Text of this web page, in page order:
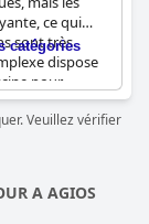
ce qui
sont très
dispose
pour
les activités et
d'énergie.
catégories
Veuillez vérifier
A AGIOS